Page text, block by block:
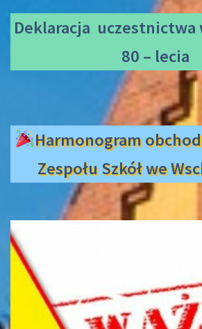
Deklaracja uczestnictwa
80 – lecia
Harmonogram
Zespołu Szkół we